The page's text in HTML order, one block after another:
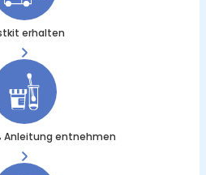
erhalten
Anleitung entnehmen